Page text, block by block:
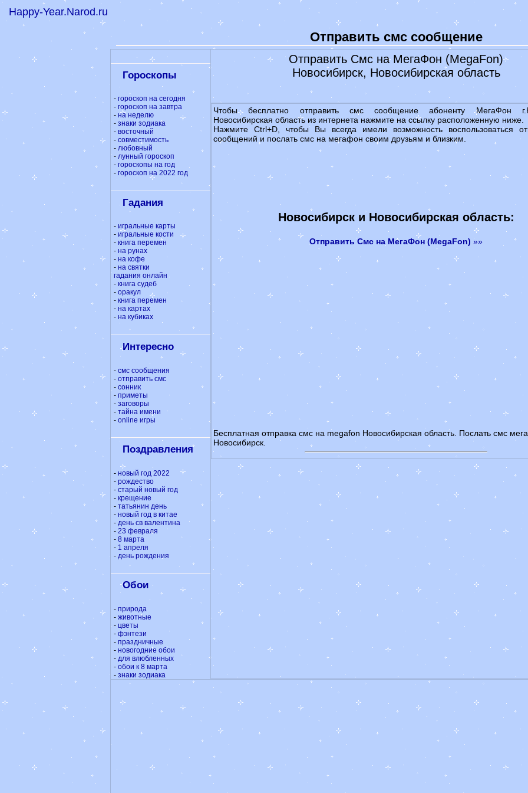
Отправить смс сообщение
Гороскопы
- гороскоп на сегодня
- гороскоп на завтра
- на неделю
- знаки зодиака
- восточный
- совместимость
- любовный
- лунный гороскоп
- гороскопы на год
- гороскоп на 2022 год
Гадания
- игральные карты
- игральные кости
- книга перемен
- на рунах
- на кофе
- на святки
гадания онлайн
- книга судеб
- оракул
- книга перемен
- на картах
- на кубиках
Интересно
- смс сообщения
- отправить смс
- сонник
- приметы
- заговоры
- тайна имени
- online игры
Поздравления
- новый год 2022
- рождество
- старый новый год
- крещение
- татьянин день
- новый год в китае
- день св валентина
-23 февраля
- 8 марта
- 1 апреля
- день рождения
Обои
- природа
- животные
- цветы
- фэнтези
- праздничные
-новогодние обои
- для влюбленных
- обои к 8 марта
- знаки зодиака
Отправить Смс на МегаФон (MegaFon)
Новосибирск, Новосибирская область
Чтобы бесплатно отправить смс сообщение абоненту МегаФон
Новосибирская область из интернета нажмите на ссылку расположенную ниже.
Нажмите Ctrl+D, чтобы Вы всегда имели возможность воспользоваться
сообщений и послать смс на мегафон своим друзьям и близким.
Новосибирск и Новосибирская область:
Отправить Смс на МегаФон (MegaFon) »»
Бесплатная отправка смс на megafon Новосибирская область. Послать смс
Новосибирск.
Happy-Year.Narod.ru
на кофейной гуще
-
гадания на святки
Народные приметы
Народные заговоры
Сонник
Лунный календарь 2022
-Гороскоп на сегодня
-Гороскоп на 2022 год
Праздники 2023
Прикольные смс
Признание в любви
Значение имени